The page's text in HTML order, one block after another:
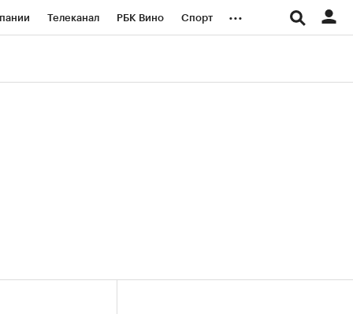
Телеканал РБК Вино Спорт ...